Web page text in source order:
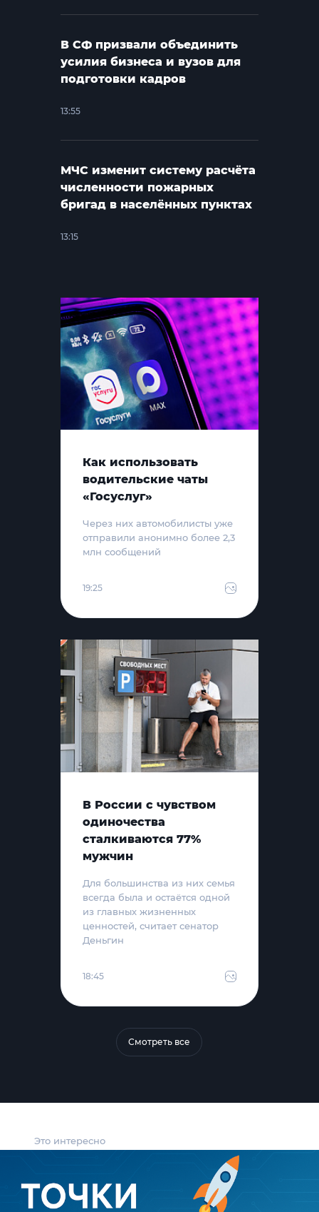
Это интересно
В СФ призвали объединить
усилия бизнеса и вузов для
подготовки кадров
13:55
МЧС изменит систему расчёта
численности пожарных
бригад в населённых пунктах
13:15
Как использовать
водительские чаты
«Госуслуг»
Через них автомобилисты уже
отправили анонимно более 2,3
млн сообщений
19:25
В России с чувством
одиночества
сталкиваются 77%
мужчин
Для большинства из них семья
всегда была и остаётся одной
из главных жизненных
ценностей, считает сенатор
Деньгин
18:45
Смотреть все